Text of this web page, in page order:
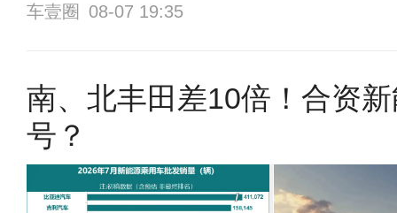
车壹圈 08-07 19:35
南、北丰田差10倍！合资
号？